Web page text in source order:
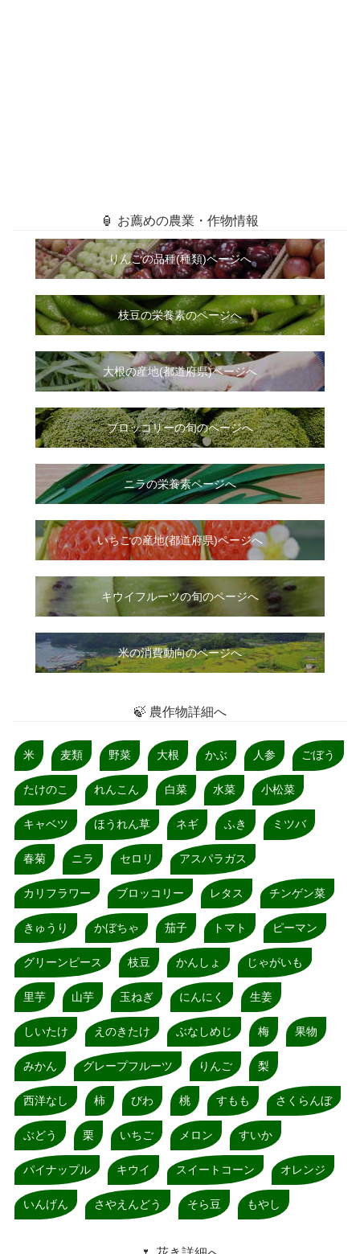
🏮 お薦めの農業・作物情報
りんごの品種(種類)ページへ
枝豆の栄養素のページへ
大根の産地(都道府県)ページへ
ブロッコリーの旬のページへ
ニラの栄養素ページへ
いちごの産地(都道府県)ページへ
キウイフルーツの旬のページへ
米の消費動向のページへ
🍃 農作物詳細へ
米 麦類 野菜 大根 かぶ 人参 ごぼう
たけのこ れんこん 白菜 水菜 小松菜
キャベツ ほうれん草 ネギ ふき ミツバ
春菊 ニラ セロリ アスパラガス
カリフラワー ブロッコリー レタス チンゲン菜
きゅうり かぼちゃ 茄子 トマト ピーマン
グリーンピース 枝豆 かんしょ じゃがいも
里芋 山芋 玉ねぎ にんにく 生姜
しいたけ えのきたけ ぶなしめじ 梅 果物
みかん グレープフルーツ りんご 梨
西洋なし 柿 びわ 桃 すもも さくらんぼ
ぶどう 栗 いちご メロン すいか
パイナップル キウイ スイートコーン オレンジ
いんげん さやえんどう そら豆 もやし